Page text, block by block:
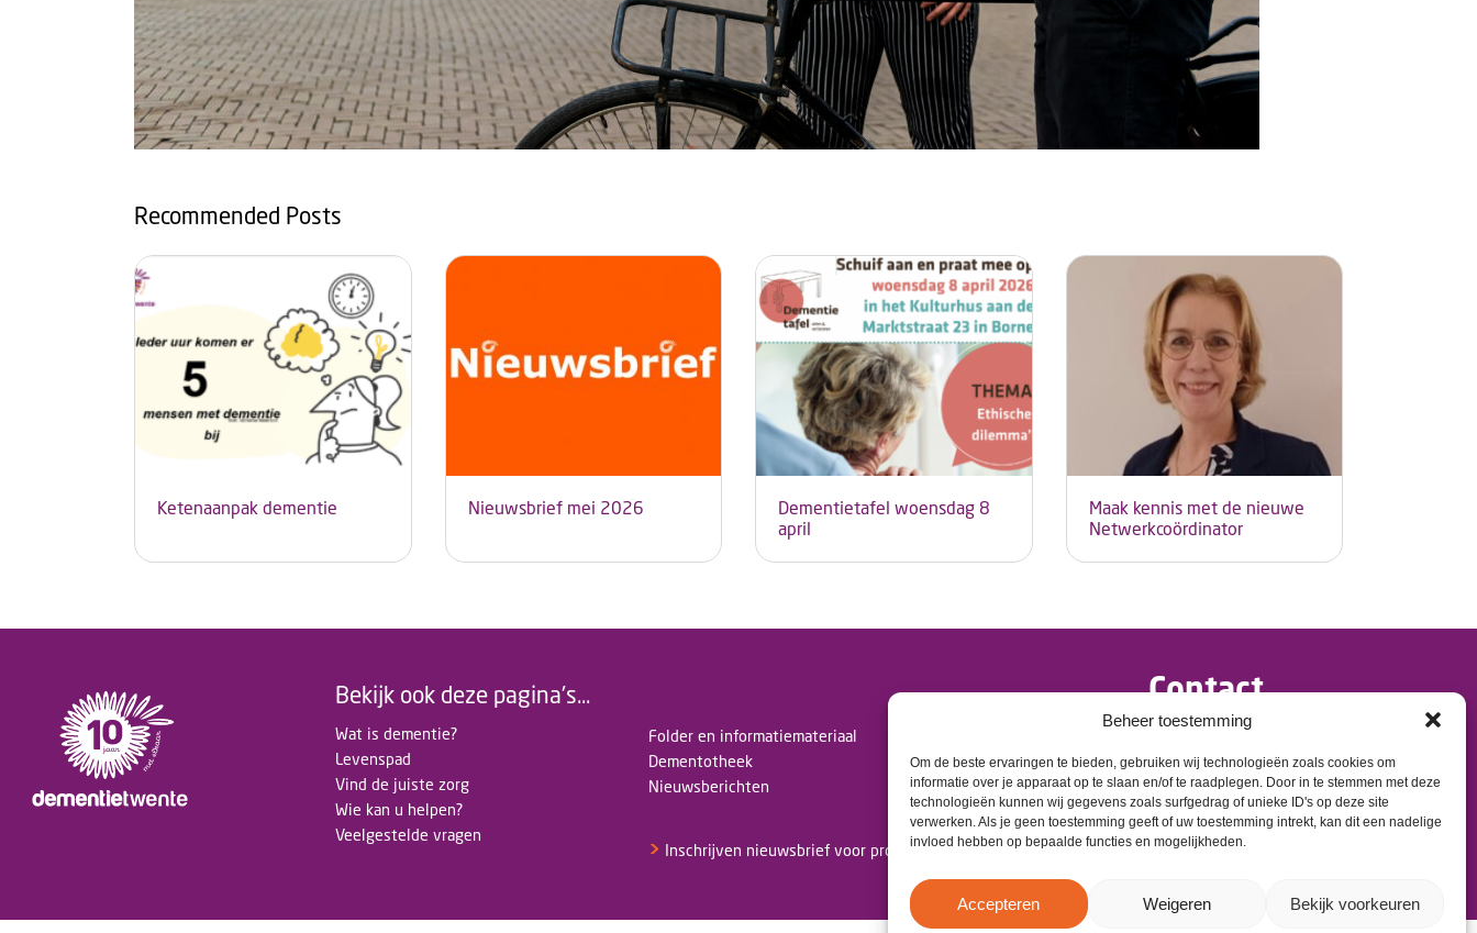
Beheer toestemming
Om de beste ervaringen te bieden, gebruiken wij technologieën zoals cookies om
informatie over je apparaat op te slaan en/of te raadplegen. Door in te stemmen met deze
technologieën kunnen wij gegevens zoals surfgedrag of unieke ID's op deze site
verwerken. Als je geen toestemming geeft of uw toestemming intrekt, kan dit een nadelige
invloed hebben op bepaalde functies en mogelijkheden.
Accepteren Weigeren Bekijk voorkeuren
Recommended Posts
Ketenaanpak dementie Nieuwsbrief mei 2026
Dementietafel woensdag 8
april
Maak kennis met de nieuwe
Netwerkcoördinator
Bekijk ook deze pagina's...
Wat is dementie?
Levenspad
Vind de juiste zorg
Wie kan u helpen?
Veelgestelde vragen
Folder en informatiemateriaal
Dementotheek
Nieuwsberichten
> Inschrijven nieuwsbrief voor professionals
Contact
info@dementietwente.nl
>06 102 680 38